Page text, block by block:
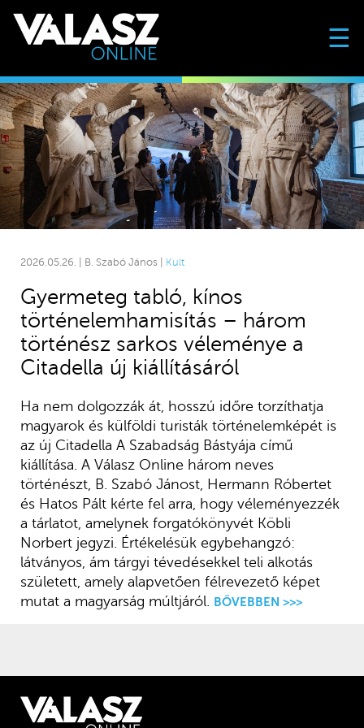
☰
2026.05.26. | B. Szabó János | Kult
Gyermeteg tabló, kínos
történelemhamisítás – három
történész sarkos véleménye a
Citadella új kiállításáról
Ha nem dolgozzák át, hosszú időre torzíthatja
magyarok és külföldi turisták történelemképét is
az új Citadella A Szabadság Bástyája című
kiállítása. A Válasz Online három neves
történészt, B. Szabó Jánost, Hermann Róbertet
és Hatos Pált kérte fel arra, hogy véleményezzék
a tárlatot, amelynek forgatókönyvét Köbli
Norbert jegyzi. Értékelésük egybehangzó:
látványos, ám tárgyi tévedésekkel teli alkotás
született, amely alapvetően félrevezető képet
mutat a magyarság múltjáról. BŐVEBBEN >>>